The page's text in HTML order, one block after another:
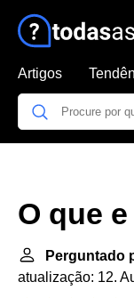
Artigos
O que
Perguntado
atualização: 12.